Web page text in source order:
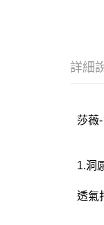
詳細
莎薇
1.洞
透氣